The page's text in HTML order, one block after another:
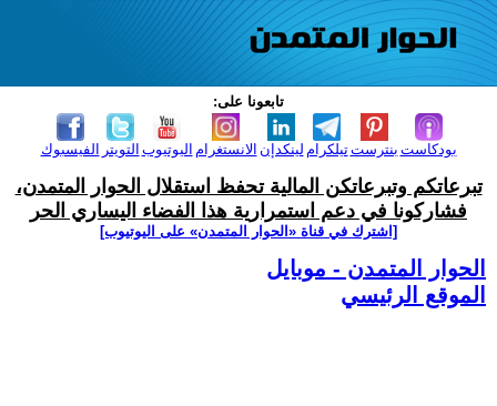
تابعونا على:
الفيسبوك التويتر اليوتيوب الانستغرام لينكدإن تيلكرامبنترست بودكاست
تبرعاتكم وتبرعاتكن المالية تحفظ استقلال الحوار المتمدن،
فشاركونا في دعم استمرارية هذا الفضاء اليساري الحر
[اشترك في قناة ‫«الحوار المتمدن» على اليوتيوب]
الحوار المتمدن - موبايل
الموقع الرئيسي